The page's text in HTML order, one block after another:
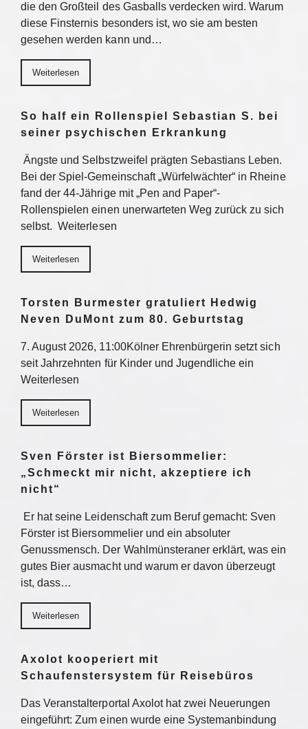
die den Großteil des Gasballs verdecken wird. Warum
diese Finsternis besonders ist, wo sie am besten
gesehen werden kann und…
Weiterlesen
So half ein Rollenspiel Sebastian S. bei
seiner psychischen Erkrankung
Ängste und Selbstzweifel prägten Sebastians Leben.
Bei der Spiel-Gemeinschaft „Würfelwächter“ in Rheine
fand der 44-Jährige mit „Pen and Paper“-
Rollenspielen einen unerwarteten Weg zurück zu sich
selbst. Weiterlesen
Weiterlesen
Torsten Burmester gratuliert Hedwig
Neven DuMont zum 80. Geburtstag
7. August 2026, 11:00Kölner Ehrenbürgerin setzt sich
seit Jahrzehnten für Kinder und Jugendliche ein
Weiterlesen
Weiterlesen
Sven Förster ist Biersommelier:
„Schmeckt mir nicht, akzeptiere ich
nicht“
Er hat seine Leidenschaft zum Beruf gemacht: Sven
Förster ist Biersommelier und ein absoluter
Genussmensch. Der Wahlmünsteraner erklärt, was ein
gutes Bier ausmacht und warum er davon überzeugt
ist, dass…
Weiterlesen
Axolot kooperiert mit
Schaufenstersystem für Reisebüros
Das Veranstalterportal Axolot hat zwei Neuerungen
eingeführt: Zum einen wurde eine Systemanbindung